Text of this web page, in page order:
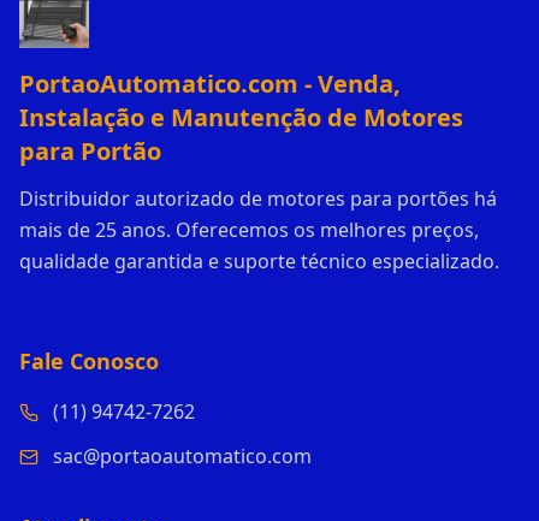
PortaoAutomatico.com - Venda,
Instalação e Manutenção de Motores
para Portão
Distribuidor autorizado de motores para portões há
mais de 25 anos. Oferecemos os melhores preços,
qualidade garantida e suporte técnico especializado.
Fale Conosco
(11) 94742-7262
sac@portaoautomatico.com